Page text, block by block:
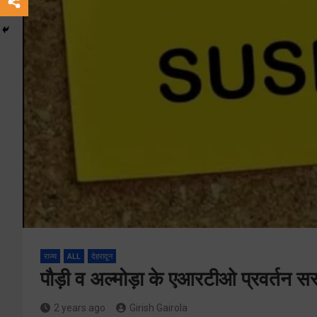
राज्य ALL देहरादून
पौड़ी व अल्मोड़ा के एआरटीओ प्रवर्तन
2 years ago Girish Gairola